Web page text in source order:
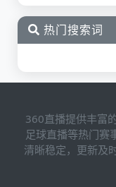
热门搜索词
360直播提供丰富
足球直播等热门赛
清晰稳定，更新及